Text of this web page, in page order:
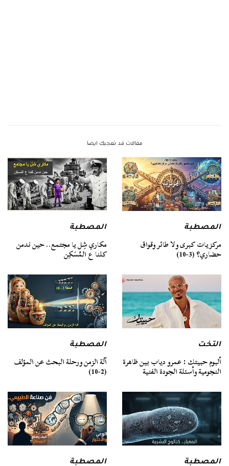
مقالات قد تعجبك ايضا
المصطبة
مركزيات كبرى ولا طائر وقواق
حضاري؟ (3-10)
المصطبة
مكاري شِل يا مجتمع.. حين ندمن
كلنا ع المُسَكِن
التخت
ألبوم حبيتك : عمرو دياب بين ظاهرة
النجومية وأسئلة الجودة الفنية
المصطبة
آلة الزمن ورحلة البحث عن المؤلف
(2-10)
المصطبة المصطبة